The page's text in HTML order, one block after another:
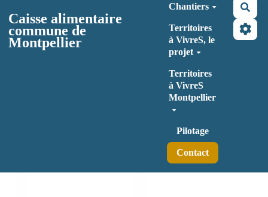
Caisse alimentaire
commune de
Montpellier
Chantiers
Territoires
à VivreS, le
projet
Territoires
à VivreS
Montpellier
Pilotage
Contact